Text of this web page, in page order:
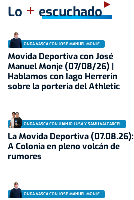
Lo + escuchado
ONDA VASCA CON JOSÉ MANUEL MONJE
Movida Deportiva con José
Manuel Monje (07/08/26) |
Hablamos con Iago Herrerín
sobre la portería del Athletic
ONDA VASCA CON JUANJO LUSA Y SAMU VALCÁRCEL
La Movida Deportiva (07.08.26):
A Colonia en pleno volcán de
rumores
ONDA VASCA CON JOSÉ MANUEL MONJE